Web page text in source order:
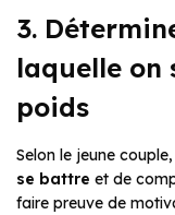
3.
laquelle on
poids
Selon le jeune
se battre et de
faire preuve de